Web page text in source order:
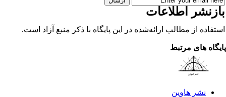
اطلاعات
از مطالب ارائه‌شده در این پایگاه با ذکر منبع آزاد است.
های مرتبط
نشر هاوین